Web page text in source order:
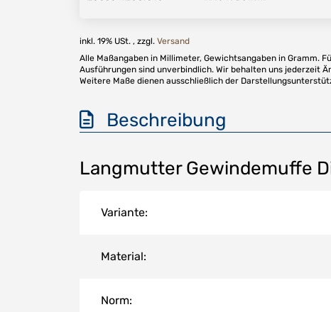
inkl. 19% USt. , zzgl. Versand
Alle Maßangaben in Millimeter, Gewichtsangaben in Gramm.
Ausführungen sind unverbindlich. Wir behalten uns jederzeit
Weitere Maße dienen ausschließlich der
Beschreibung
Langmutter Gewindemuffe
Variante:
Material:
Norm: